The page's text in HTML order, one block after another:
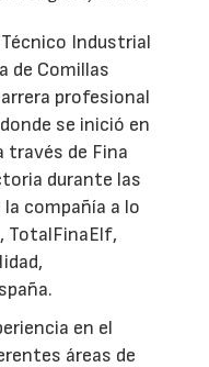
Industrial
de Comillas
profesional
se inició en
través de Fina
durante las
compañía a lo
TotalFinaElf,
en el
áreas de